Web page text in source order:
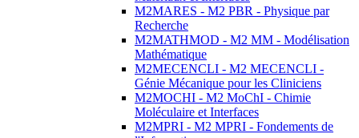
M2MARES - M2 PBR - Physique par
Recherche
M2MATHMOD - M2 MM - Modélisation
Mathématique
M2MECENCLI - M2 MECENCLI -
Génie Mécanique pour les Cliniciens
M2MOCHI - M2 MoChI - Chimie
Moléculaire et Interfaces
M2MPRI - M2 MPRI - Fondements de